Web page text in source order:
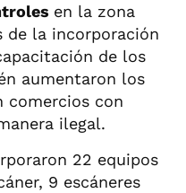
en la zona
de la incorporación
de los
aumentaron los
comercios con
ilegal.
22 equipos
9 escáneres